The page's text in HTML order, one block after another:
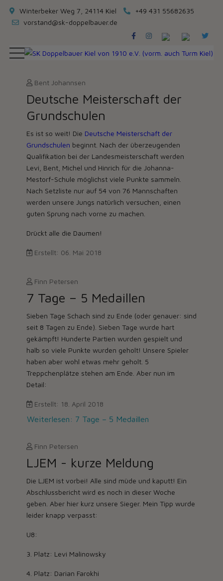
Winterbeker Weg 7, 24114 Kiel
+49 431 55682635
vorstand@sk-doppelbauer.de
Bent Johannsen
Deutsche Meisterschaft der
Grundschulen
Es ist so weit! Die Deutsche Meisterschaft der
Grundschulen beginnt. Nach der überzeugenden
Qualifikation bei der Landesmeisterschaft werden
Levi, Bent, Michel und Hinrich für die Johanna-
Mestorf-Schule möglichst viele Punkte sammeln.
Nach Setzliste nur auf 54 von 76 Mannschaften
werden unsere Jungs natürlich versuchen, einen
guten Sprung nach vorne zu machen.
Drückt alle die Daumen!
Erstellt: 06. Mai 2018
Finn Petersen
7 Tage – 5 Medaillen
Sieben Tage Schach sind zu Ende (oder genauer: sind
seit 8 Tagen zu Ende). Sieben Tage wurde hart
gekämpft! Hunderte Partien wurden gespielt und
halb so viele Punkte wurden geholt! Unsere Spieler
haben aber wohl etwas mehr geholt. 5
Treppchenplätze stehen am Ende. Aber nun im
Detail:
Erstellt: 18. April 2018
Weiterlesen: 7 Tage – 5 Medaillen
Finn Petersen
LJEM - kurze Meldung
Die LJEM ist vorbei! Alle sind müde und kaputt! Ein
Abschlussbericht wird es noch in dieser Woche
geben. Aber hier kurz unsere Sieger. Mein Tipp wurde
leider knapp verpasst:
U8:
3. Platz: Levi Malinowsky
4. Platz: Darian Farokhi